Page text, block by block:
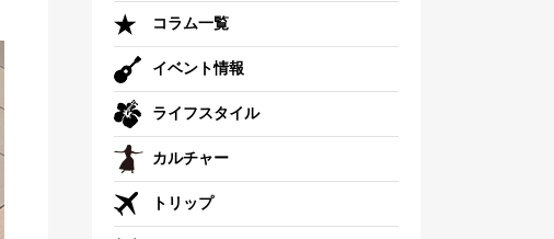
コラム一覧
イベント情報
ライフスタイル
カルチャー
トリップ